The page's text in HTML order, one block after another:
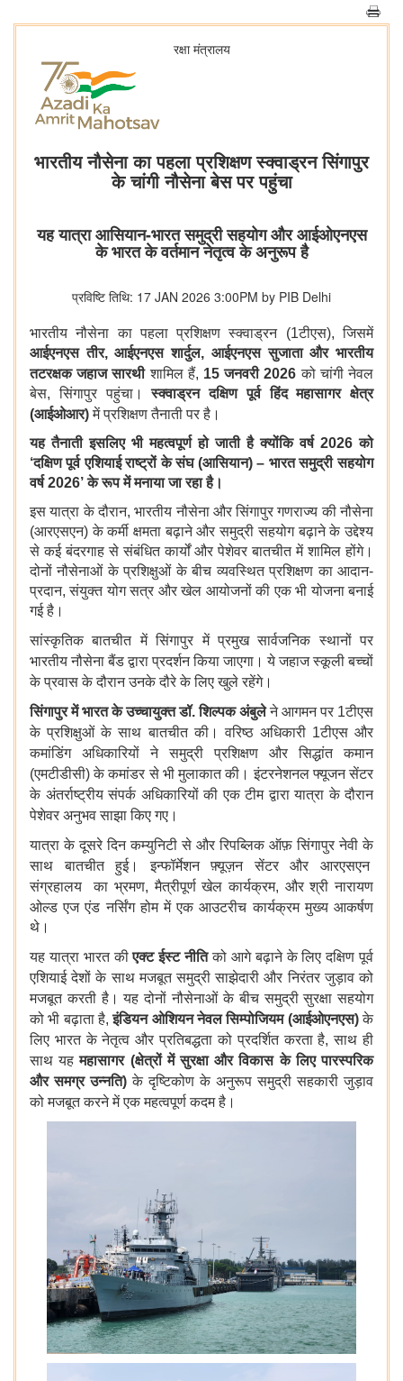
रक्षा मंत्रालय
भारतीय नौसेना का पहला प्रशिक्षण स्क्वाड्रन सिंगापुर
के चांगी नौसेना बेस पर पहुंचा
यह यात्रा आसियान-भारत समुद्री सहयोग और आईओएनएस
के भारत के वर्तमान नेतृत्व के अनुरूप है
प्रविष्टि तिथि: 17 JAN 2026 3:00PM by PIB Delhi
भारतीय नौसेना का पहला प्रशिक्षण स्क्वाड्रन (1टीएस), जिसमें
आईएनएस तीर,आईएनएस शार्दुल, आईएनएस सुजाता और भारतीय
तटरक्षक जहाज सारथीशामिल हैं, 15जनवरी2026 को चांगी नेवल
बेस, सिंगापुर पहुंचा।स्क्वाड्रन दक्षिण पूर्व हिंद महासागर क्षेत्र
(आईओआर) में प्रशिक्षण तैनाती पर है।
यह तैनाती इसलिए भी महत्वपूर्ण हो जाती है क्योंकि वर्ष2026को
‘दक्षिण पूर्व एशियाई राष्ट्रों के संघ(आसियान) – भारत समुद्री सहयोग
वर्ष2026’के रूप में मनाया जा रहा है।
इस यात्रा के दौरान, भारतीय नौसेना और सिंगापुर गणराज्य की नौसेना
(आरएसएन) के कर्मी क्षमता बढ़ाने और समुद्री सहयोग बढ़ाने के उद्देश्य
से कई बंदरगाह से संबंधित कार्यों और पेशेवर बातचीत में शामिल होंगे।
दोनों नौसेनाओं के प्रशिक्षुओं के बीच व्यवस्थित प्रशिक्षण का आदान-
प्रदान, संयुक्त योग सत्र और खेल आयोजनों की एक भी योजना बनाई
गई है।
सांस्कृतिक बातचीत में सिंगापुर में प्रमुख सार्वजनिक स्थानों पर
भारतीय नौसेना बैंड द्वारा प्रदर्शन किया जाएगा। ये जहाज स्कूली बच्चों
के प्रवास के दौरान उनके दौरे के लिए खुले रहेंगे।
सिंगापुर में भारत के उच्चायुक्त डॉ.शिल्पक अंबुले ने आगमन पर 1टीएस
के प्रशिक्षुओं के साथ बातचीत की। वरिष्ठ अधिकारी 1टीएस और
कमांडिंग
अधिकारियों ने समुद्री प्रशिक्षण और सिद्धांत
कमान
(एमटीडीसी) के कमांडर से भी मुलाकात की। इंटरनेशनल फ्यूजन सेंटर
के अंतर्राष्ट्रीय संपर्क अधिकारियों की एक टीम द्वारा यात्रा के दौरान
पेशेवर अनुभव साझा किए गए।
यात्रा के दूसरे दिन कम्युनिटी से और रिपब्लिक ऑफ़ सिंगापुर नेवी के
साथ
बातचीत हुई। इन्फॉर्मेशन फ़्यूज़न सेंटर और
आरएसएन
संग्रहालय
का भ्रमण, मैत्रीपूर्ण खेल कार्यक्रम, और श्री नारायण
ओल्ड एज एंड नर्सिंग होम में एक आउटरीच कार्यक्रम मुख्य आकर्षण
थे।
यह यात्रा भारत की एक्ट ईस्ट नीति को आगे बढ़ाने के लिए दक्षिण पूर्व
एशियाई देशों के साथ मजबूत समुद्री साझेदारी और निरंतर जुड़ाव को
मजबूत करती है। यह दोनों नौसेनाओं के बीच समुद्री सुरक्षा सहयोग
को भी बढ़ाता है,इंडियन ओशियन नेवल सिम्पोजियम (आईओएनएस) के
लिए भारत के नेतृत्व और प्रतिबद्धता को प्रदर्शित करता है, साथ ही
साथ यहमहासागर(क्षेत्रों में सुरक्षा और विकास के लिए पारस्परिक
और समग्र उन्नति) के दृष्टिकोण के अनुरूप समुद्री सहकारी जुड़ाव
को मजबूत करने में एक महत्वपूर्ण कदम है।